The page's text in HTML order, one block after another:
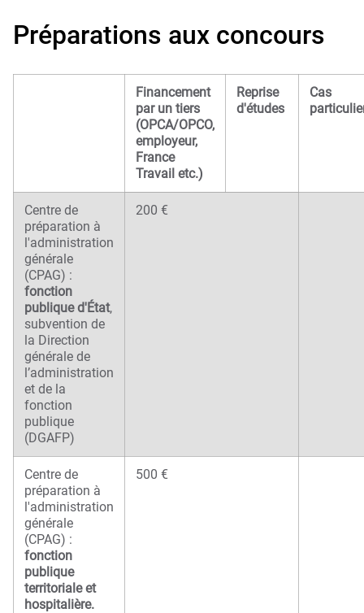
Préparations aux concours
Financement
par un tiers
(OPCA/OPCO,
employeur,
France
Travail etc.)
Reprise
d'études
Cas
Centre de
préparation à
l'administration
générale
(CPAG) :
fonction
publique d'État,
subvention de
la Direction
générale de
l’administration
et de la
fonction
publique
(DGAFP)
200 €
Centre de
préparation à
l'administration
générale
(CPAG) :
fonction
publique
territoriale et
hospitalière.
500 €